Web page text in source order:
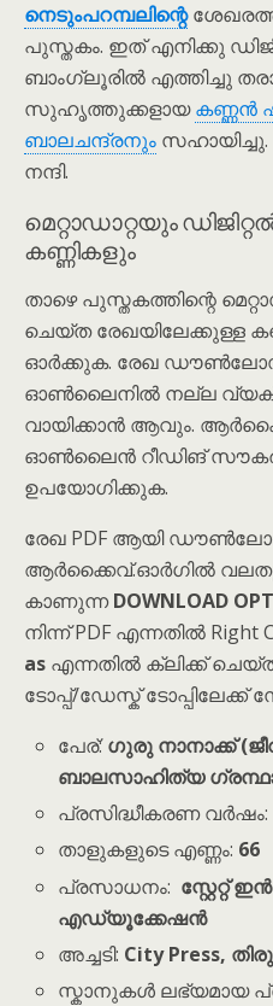
നെടും‌പറമ്പലിന്റെ
പുസ്തകം. ഇത് എനിക്കു
ബാംഗ്ലൂരിൽ എത്തിച്ചു
സുഹൃത്തുക്കളായകണ്ണൻ
ബാലചന്ദ്രനും
നന്ദി.
മെറ്റാഡാറ്റയും
കണ്ണികളും
താഴെ പുസ്തകത്തിന്റെ
ചെയ്ത രേഖയിലേക്കുള്ള
ഓർക്കുക. രേഖ ഡൗൺലോഡ്
ഓൺലൈനിൽ നല്ല
വായിക്കാൻ ആവും.
ഓൺലൈൻ റീഡിങ്
ഉപയോഗിക്കുക.
രേഖ PDF ആയി
ആർക്കൈവ്.ഓർഗിൽ
കാണുന്നDOWNLOAD
നിന്ന് PDF എന്നതിൽ
as എന്നതിൽ ക്ലിക്ക്
ടോപ്പ്/ഡേസ്ക്
പേര്:ഗുരു നാനാക്ക്
ബാലസാഹിത്യ
പ്രസിദ്ധീകരണ വർഷം:
താളുകളുടെ എണ്ണം: 66
പ്രസാധനം: സ്റ്റേറ്റ്
എഡ്യൂക്കേഷൻ
അച്ചടി: City Press,
സ്കാനുകൾ ലഭ്യമായ